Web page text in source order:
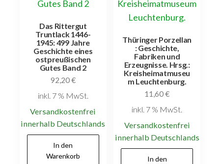
Das Rittergut
Truntlack 1446-
1945: 499 Jahre
Geschichte eines
ostpreußischen
Gutes Band 2
92,20€
inkl. 7 % MwSt.
Versandkostenfrei
innerhalb Deutschlands
In den
Warenkorb
Thüringer Porzellan
: Geschichte,
Fabriken und
Erzeugnisse. Hrsg.:
Kreisheimatmuseu
m Leuchtenburg.
11,60€
inkl. 7 % MwSt.
Versandkostenfrei
innerhalb Deutschlands
In den